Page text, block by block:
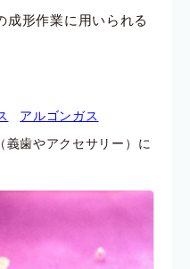
成形作業に用いられる
アルゴンガス
義歯やアクセサリー）に